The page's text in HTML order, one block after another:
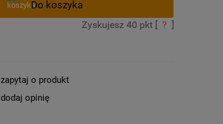
Zyskujesz 40 pkt [ ? ]
zapytaj o produkt
dodaj opinię